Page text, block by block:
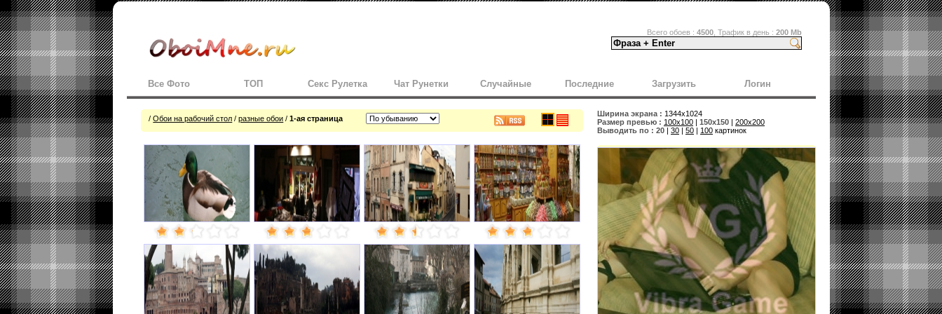
Всего обоев : 4500 , Трафик в день : 200 Mb
Все Фото ТОП Секс Рулетка Чат Рунетки Случайные Последние Загрузить Логин
/Обои на рабочий стол /разные обои /1-ая страница
Ширина экрана : 1344x1024
Размер превью : 100x100 | 150x150 | 200x200
Выводить по : 20 | 30 | 50 | 100 картинок